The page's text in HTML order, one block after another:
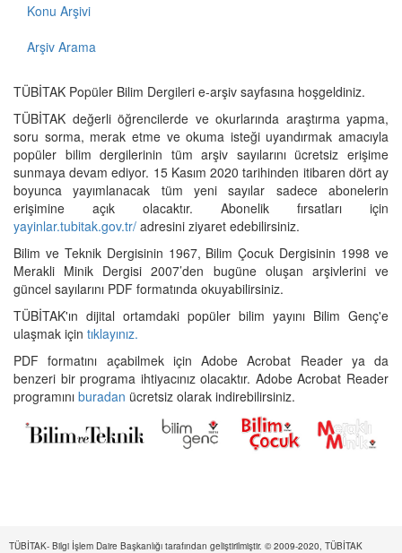
Konu Arşivi
Arşiv Arama
TÜBİTAK Popüler Bilim Dergileri e-arşiv sayfasına hoşgeldiniz.
TÜBİTAK değerli öğrencilerde ve okurlarında araştırma yapma,
soru sorma, merak etme ve okuma isteği uyandırmak amacıyla
popüler bilim dergilerinin tüm arşiv sayılarını ücretsiz erişime
sunmaya devam ediyor. 15 Kasım 2020 tarihinden itibaren dört ay
boyunca yayımlanacak tüm yeni sayılar sadece abonelerin
erişimine açık olacaktır. Abonelik fırsatları için
yayinlar.tubitak.gov.tr/ adresini ziyaret edebilirsiniz.
Bilim ve Teknik Dergisinin 1967, Bilim Çocuk Dergisinin 1998 ve
Merakli Minik Dergisi 2007’den bugüne oluşan arşivlerini ve
güncel sayılarını PDF formatında okuyabilirsiniz.
TÜBİTAK'ın dijital ortamdaki popüler bilim yayını Bilim Genç'e
ulaşmak için tıklayınız.
PDF formatını açabilmek için Adobe Acrobat Reader ya da
benzeri bir programa ihtiyacınız olacaktır. Adobe Acrobat Reader
programını buradan ücretsiz olarak indirebilirsiniz.
TÜBİTAK- Bilgi İşlem Daire Başkanlığı tarafından geliştirilmiştir. © 2009-2020, TÜBİTAK